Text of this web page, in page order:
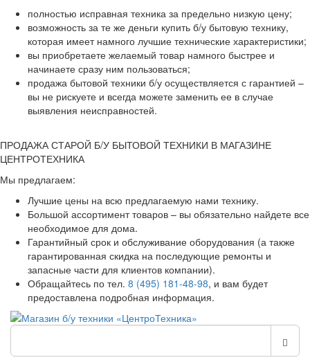
полностью исправная техника за предельно низкую цену;
возможность за те же деньги купить б/у бытовую технику,
которая имеет намного лучшие технические характеристики;
вы приобретаете желаемый товар намного быстрее и
начинаете сразу ним пользоваться;
продажа бытовой техники б/у осуществляется с гарантией –
вы не рискуете и всегда можете заменить ее в случае
выявления неисправностей.
ПРОДАЖА СТАРОЙ Б/У БЫТОВОЙ ТЕХНИКИ В МАГАЗИНЕ
ЦЕНТРОТЕХНИКА
Мы предлагаем:
Лучшие цены на всю предлагаемую нами технику.
Большой ассортимент товаров – вы обязательно найдете все
необходимое для дома.
Гарантийный срок и обслуживание оборудования (а также
гарантированная скидка на последующие ремонты и
запасные части для клиентов компании).
Обращайтесь по тел. 8 (495) 181-48-98, и вам будет
предоставлена подробная информация.